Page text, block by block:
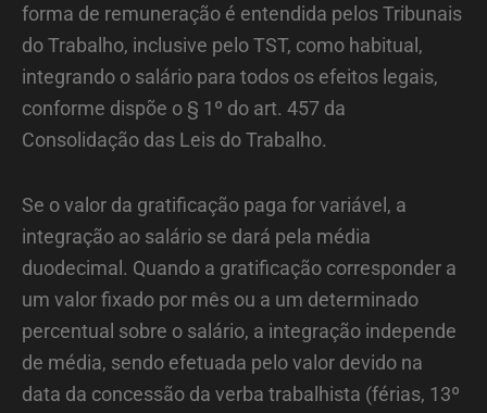
forma de remuneração é entendida pelos Tribunais
do Trabalho, inclusive pelo TST, como habitual,
integrando o salário para todos os efeitos legais,
conforme dispõe o § 1º do art. 457 da
Consolidação das Leis do Trabalho.
Se o valor da gratificação paga for variável, a
integração ao salário se dará pela média
duodecimal. Quando a gratificação corresponder a
um valor fixado por mês ou a um determinado
percentual sobre o salário, a integração independe
de média, sendo efetuada pelo valor devido na
data da concessão da verba trabalhista (férias, 13º